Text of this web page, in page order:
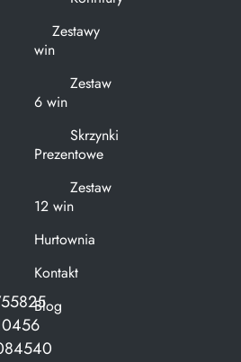
Zestawy
win
Zestaw
6 win
Skrzynki
Prezentowe
Zestaw
12 win
Hurtownia
Kontakt
Blog